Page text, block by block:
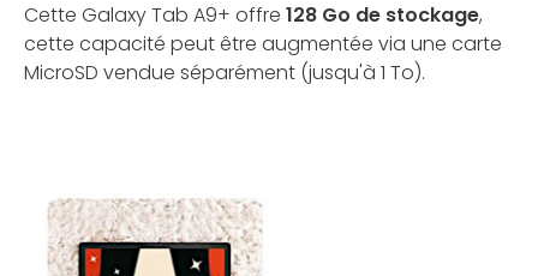
Cette Galaxy Tab A9+ offre 128 Go de stockage,
cette capacité peut être augmentée via une carte
MicroSD vendue séparément (jusqu'à 1 To).